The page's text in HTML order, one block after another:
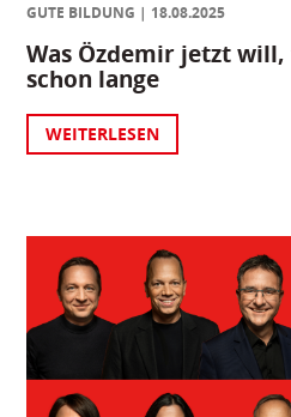
GUTE BILDUNG
18.08.2025
Was Özdemir jetzt
schon lange
WEITERLESEN